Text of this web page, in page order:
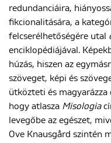
redundanciáira,
fikcionalitására, a
felcserélhetőségére utal
enciklopédiájával.
húzás, hiszen az
szöveget, képi és
ütközteti és magyarázza
hogy atlasza Misologia
levegőbe az egészet,
Ove Knausgård szintén